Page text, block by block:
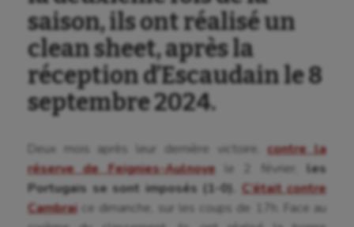
saison, ils ont réalisé un
clean sheet, après la
réception d’Escaudain le 8
septembre 2024.
Deux mois après leur dernière victoire,contre la
réserve de Feignies-Aulnoyele 2 février, les
Portugais se sont imposés (1-0). C’était contre
Cambrai ce dimanche, sur les coups de 17h. Face au